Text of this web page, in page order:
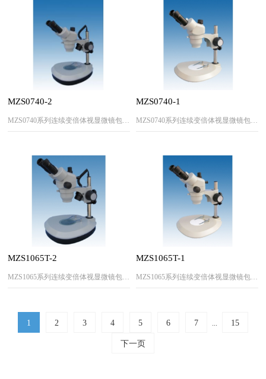
MZS0740-2
MZS0740系列连续变倍体视显微镜包括MZS0740 (45°双目倾斜)，MZS0740T（60°双目倾斜）两大类。采用独特高清晰度光学系统，广泛用于微电子、精密加工和其它科技工业领域。
MZS0740-1
MZS0740系列连续变倍体视显微镜包括MZS0740 (45°双目倾斜)，MZS0740T（60°双目倾斜）两大类。采用独特高清晰度光学系统，广泛用于微电子、精密加工和其它科技工业领域。
MZS1065T-2
MZS1065系列连续变倍体视显微镜包括MZS1065 (双目)，MZS1065T（三目）两大类。
MZS1065T-1
MZS1065系列连续变倍体视显微镜包括MZS1065 (双目)，MZS1065T（三目）两大类。
1 2 3 4 5 6 7 ... 15
下一页